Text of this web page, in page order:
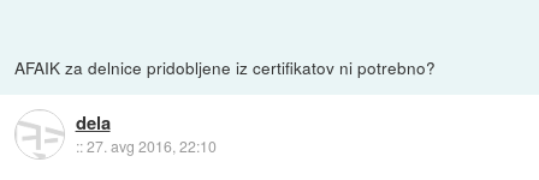
AFAIK za delnice pridobljene iz certifikatov ni potrebno?
dela
::27. avg 2016, 22:10